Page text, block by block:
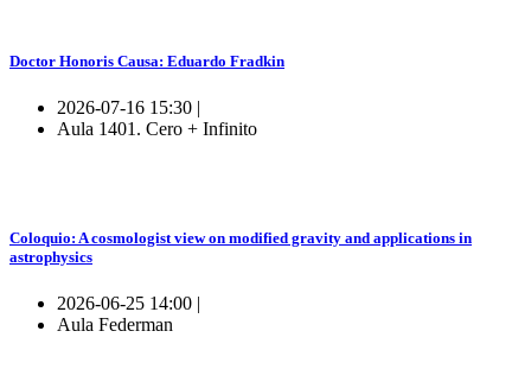
Doctor Honoris Causa: Eduardo Fradkin
2026-07-16 15:30 |
Aula 1401. Cero + Infinito
Coloquio: A cosmologist view on modified gravity and applications in
astrophysics
2026-06-25 14:00 |
Aula Federman